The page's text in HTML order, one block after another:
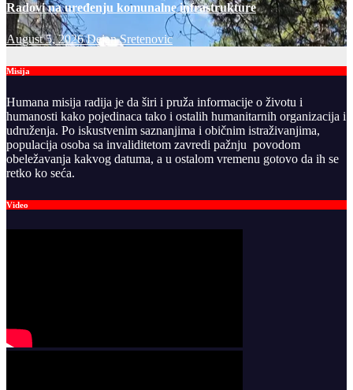
Radovi na uređenju komunalne infrastrukture
August 5, 2026Dejan Sretenovic
Misija
Humana misija radija je da širi i pruža informacije o životu i
humanosti kako pojedinaca tako i ostalih humanitarnih organizacija i
udruženja. Po iskustvenim saznanjima i običnim istraživanjima,
populacija osoba sa invaliditetom zavredi pažnju povodom
obeležavanja kakvog datuma, a u ostalom vremenu gotovo da ih se
retko ko seća.
Video